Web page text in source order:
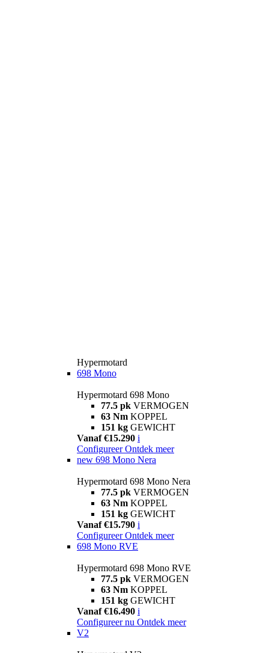
Hypermotard
698 Mono
Hypermotard 698 Mono
77.5 pk VERMOGEN
63 Nm KOPPEL
151 kg GEWICHT
Vanaf €15.290 i
Configureer Ontdek meer
new 698 Mono Nera
Hypermotard 698 Mono Nera
77.5 pk VERMOGEN
63 Nm KOPPEL
151 kg GEWICHT
Vanaf €15.790 i
Configureer Ontdek meer
698 Mono RVE
Hypermotard 698 Mono RVE
77.5 pk VERMOGEN
63 Nm KOPPEL
151 kg GEWICHT
Vanaf €16.490 i
Configureer nu Ontdek meer
V2